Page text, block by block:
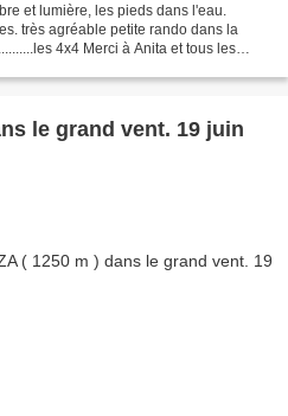
et lumière, les pieds dans l'eau.
très agréable petite rando dans la
4x4 Merci à Anita et tous les
le grand vent. 19 juin